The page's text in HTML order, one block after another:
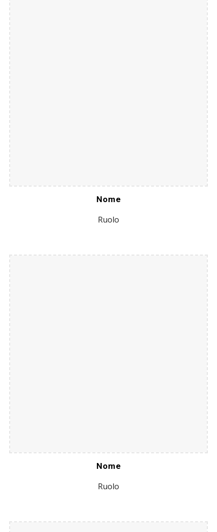
Nome
Ruolo
Nome
Ruolo